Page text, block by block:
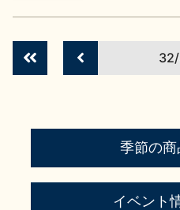
お問い合わせ
季節の
イベント